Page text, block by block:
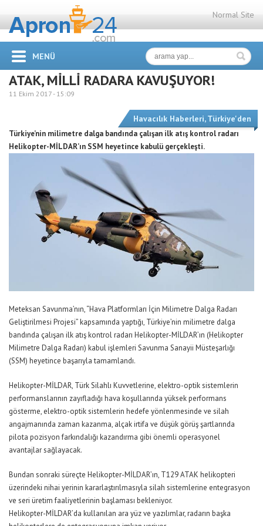
Normal Site
MENÜ
ATAK, MİLLİ RADARA KAVUŞUYOR!
11 Ekim 2017 - 15:09
Havacılık Haberleri,Türkiye'den
Türkiye’nin milimetre dalga bandında çalışan ilk atış kontrol radarı
Helikopter-MİLDAR’ın SSM heyetince kabulü gerçekleşti.
Meteksan Savunma’nın, “Hava Platformları İçin Milimetre Dalga Radarı
Geliştirilmesi Projesi” kapsamında yaptığı, Türkiye’nin milimetre dalga
bandında çalışan ilk atış kontrol radarı Helikopter-MİLDAR’ın (Helikopter
Milimetre Dalga Radarı) kabul işlemleri Savunma Sanayii Müsteşarlığı
(SSM) heyetince başarıyla tamamlandı.
Helikopter-MİLDAR, Türk Silahlı Kuvvetlerine, elektro-optik sistemlerin
performanslarının zayıfladığı hava koşullarında yüksek performans
gösterme, elektro-optik sistemlerin hedefe yönlenmesinde ve silah
angajmanında zaman kazanma, alçak irtifa ve düşük görüş şartlarında
pilota pozisyon farkındalığı kazandırma gibi önemli operasyonel
avantajlar sağlayacak.
Bundan sonraki süreçte Helikopter-MİLDAR’ın, T129 ATAK helikopteri
üzerindeki nihai yerinin kararlaştırılmasıyla silah sistemlerine entegrasyon
ve seri üretim faaliyetlerinin başlaması bekleniyor.
Helikopter-MİLDAR’da kullanılan ara yüz ve yazılımlar, radarın başka